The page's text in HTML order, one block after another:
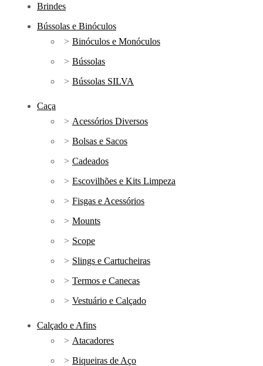
Brindes
Bússolas e Binóculos
Binóculos e Monóculos
Bússolas
Bússolas SILVA
Caça
Acessórios Diversos
Bolsas e Sacos
Cadeados
Escovilhões e Kits Limpeza
Fisgas e Acessórios
Mounts
Scope
Slings e Cartucheiras
Termos e Canecas
Vestuário e Calçado
Calçado e Afins
Atacadores
Biqueiras de Aço